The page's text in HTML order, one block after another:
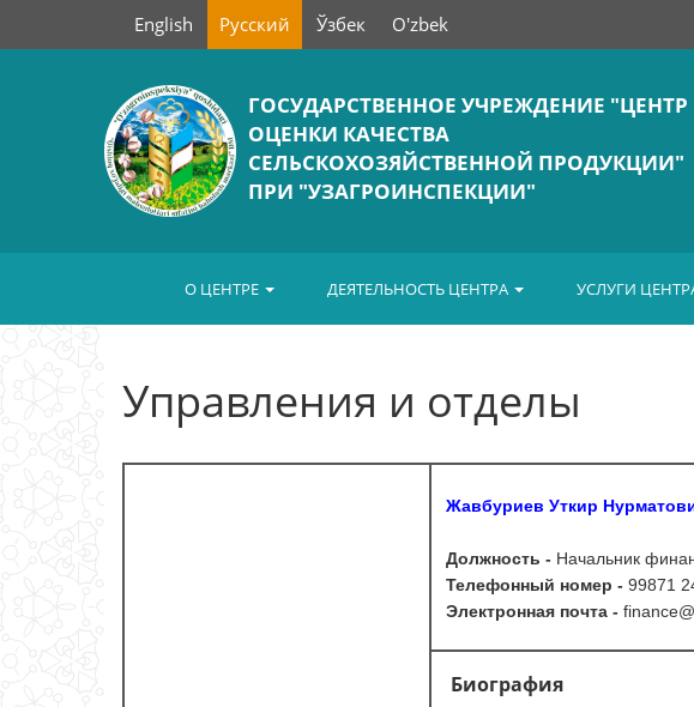
English Русский Ўзбек O'zbek
ГОСУДАРСТВЕННОЕ УЧРЕЖДЕНИЕ "ЦЕНТР
ОЦЕНКИ КАЧЕСТВА
СЕЛЬСКОХОЗЯЙСТВЕННОЙ ПРОДУКЦИИ"
ПРИ "УЗАГРОИНСПЕКЦИИ"
О ЦЕНТРЕ ДЕЯТЕЛЬНОСТЬ ЦЕНТРА УСЛУГИ
Управления и отделы
Жавбуриев Уткир
Должность - Начальник
Телефонный номер - 99871
Электронная почта - finance@
Биография